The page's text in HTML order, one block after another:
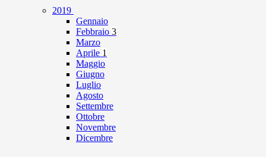
2019
Gennaio
Febbraio 3
Marzo
Aprile 1
Maggio
Giugno
Luglio
Agosto
Settembre
Ottobre
Novembre
Dicembre